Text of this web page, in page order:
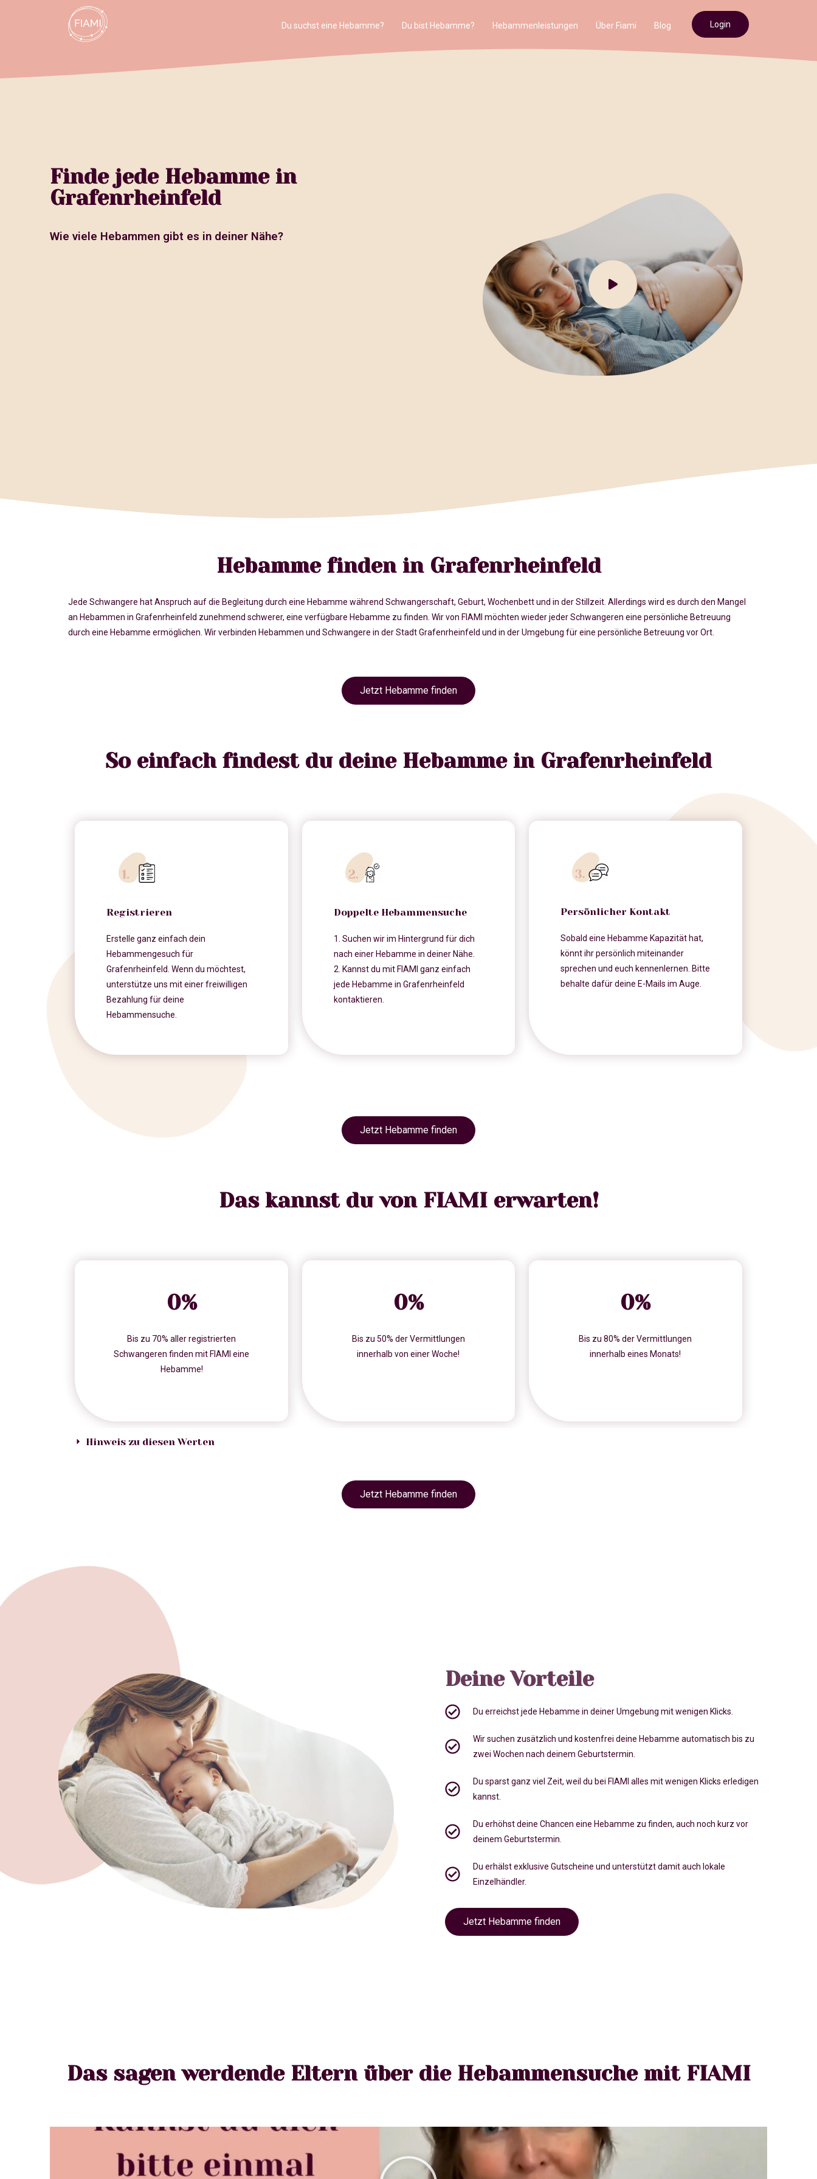
Du suchst eine Hebamme? Du bist Hebamme? Hebammenleistungen Über Fiami Blog Login
Finde jede Hebamme in
Grafenrheinfeld
Wie viele Hebammen gibt es in deiner Nähe?
Hebamme finden in Grafenrheinfeld
Jede Schwangere hat Anspruch auf die Begleitung durch eine Hebamme während Schwangerschaft, Geburt, Wochenbett und in der Stillzeit. Allerdings wird es durch den Mangel
an Hebammen in Grafenrheinfeld zunehmend schwerer, eine verfügbare Hebamme zu finden. Wir von FIAMI möchten wieder jeder Schwangeren eine persönliche Betreuung
durch eine Hebamme ermöglichen. Wir verbinden Hebammen und Schwangere in der Stadt Grafenrheinfeld und in der Umgebung für eine persönliche Betreuung vor Ort.
Jetzt Hebamme finden
So einfach findest du deine Hebamme in Grafenrheinfeld
Registrieren
Erstelle ganz einfach dein
Hebammengesuch für
Grafenrheinfeld. Wenn du möchtest,
unterstütze uns mit einer freiwilligen
Bezahlung für deine
Hebammensuche.
Doppelte Hebammensuche
1. Suchen wir im Hintergrund für dich
nach einer Hebamme in deiner Nähe.
2. Kannst du mit FIAMI ganz einfach
jede Hebamme in Grafenrheinfeld
kontaktieren.
Persönlicher Kontakt
Sobald eine Hebamme Kapazität hat,
könnt ihr persönlich miteinander
sprechen und euch kennenlernen. Bitte
behalte dafür deine E-Mails im Auge.
Jetzt Hebamme finden
Das kannst du von FIAMI erwarten!
0%
Bis zu 70% aller registrierten
Schwangeren finden mit FIAMI eine
Hebamme!
0%
Bis zu 50% der Vermittlungen
innerhalb von einer Woche!
0%
Bis zu 80% der Vermittlungen
innerhalb eines Monats!
Hinweis zu diesen Werten
Jetzt Hebamme finden
Deine Vorteile
Du erreichst jede Hebamme in deiner Umgebung mit wenigen Klicks.
Wir suchen zusätzlich und kostenfrei deine Hebamme automatisch bis zu
zwei Wochen nach deinem Geburtstermin.
Du sparst ganz viel Zeit, weil du bei FIAMI alles mit wenigen Klicks erledigen
kannst.
Du erhöhst deine Chancen eine Hebamme zu finden, auch noch kurz vor
deinem Geburtstermin
Du erhälst exklusive Gutscheine und unterstützt damit auch lokale
Einzelhändler.
Jetzt Hebamme finden
Das sagen werdende Eltern über die Hebammensuche mit FIAMI